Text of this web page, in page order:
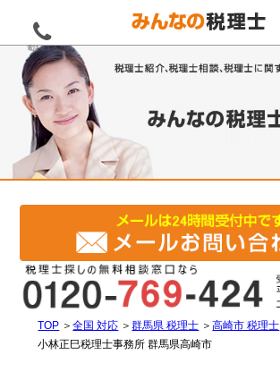
電話をする
TOP ＞全国 対応 ＞群馬県 税理士 ＞高崎市 税理士
小林正巳税理士事務所 群馬県高崎市